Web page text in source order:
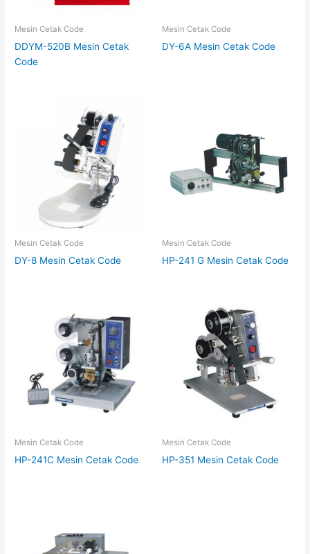
Mesin Cetak Code
DDYM-520B Mesin Cetak
Code
Mesin Cetak Code
DY-6A Mesin Cetak Code
Mesin Cetak Code
DY-8 Mesin Cetak Code
Mesin Cetak Code
HP-241 G Mesin Cetak Code
Mesin Cetak Code
HP-241C Mesin Cetak Code
Mesin Cetak Code
HP-351 Mesin Cetak Code